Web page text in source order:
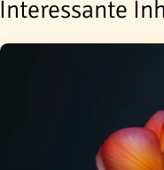
Interessante